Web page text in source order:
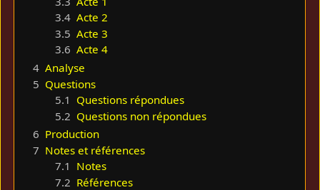
3.4 Acte 2
3.5 Acte 3
3.6 Acte 4
4 Analyse
5 Questions
5.1 Questions répondues
5.2 Questions non répondues
6 Production
7 Notes et références
7.1 Notes
7.2 Références